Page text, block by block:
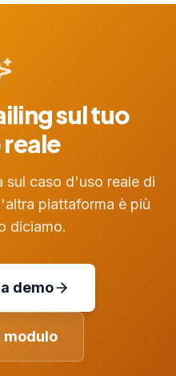
sul tuo
sul caso d'uso reale di
piattaforma è più
diciamo.
demo
modulo